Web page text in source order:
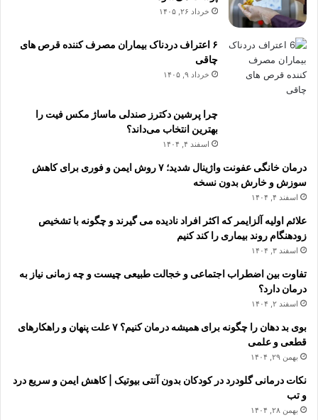
خرداد ۲۶, ۱۴۰۵
۶ اعتراف دردناک بیماران مصرف کننده قرص های
چاقی
خرداد ۹, ۱۴۰۵
چرا پرشین دکترز صندلی ماساژ مکس فیت را
بهترین انتخاب می‌داند؟
اسفند ۴, ۱۴۰۴
درمان خانگی عفونت واژینال شدید؛ ۷ روش ایمن و فوری برای کاهش
سوزش و خارش بدون نسخه
اسفند ۴, ۱۴۰۴
علائم اولیه آلزایمر که اکثر افراد نادیده می گیرند و چگونه با تشخیص
زودهنگام روند بیماری را کند کنیم
اسفند ۳, ۱۴۰۴
تفاوت بین اضطراب اجتماعی و خجالت طبیعی چیست و چه زمانی نیاز به
درمان دارد؟
اسفند ۲, ۱۴۰۴
بوی بد دهان را چگونه برای همیشه درمان کنیم؟ ۷ علت پنهان و راهکارهای
قطعی و علمی
بهمن ۲۹, ۱۴۰۴
نکات درمانی گلودرد در کودکان بدون آنتی بیوتیک | کاهش ایمن و سریع درد
و تب
بهمن ۲۸, ۱۴۰۴